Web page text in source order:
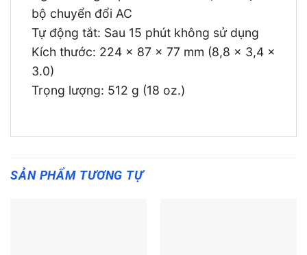
bộ chuyển đổi AC
Tự động tắt: Sau 15 phút không sử dụng
Kích thước: 224 x 87 x 77 mm (8,8 x 3,4 x
3.0)
Trọng lượng: 512 g (18 oz.)
SẢN PHẨM TƯƠNG TỰ